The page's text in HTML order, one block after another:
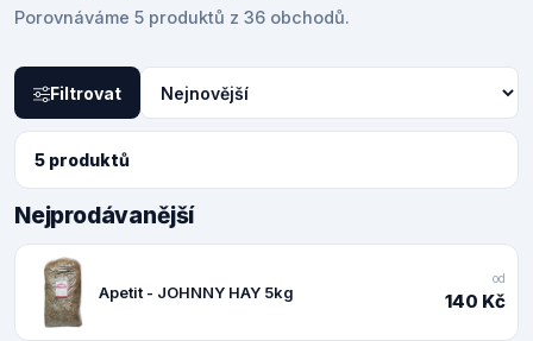
Porovnáváme 5 produktů z 36 obchodů.
Filtrovat
5 produktů
Nejprodávanější
Apetit - JOHNNY HAY 5kg
od
140 Kč